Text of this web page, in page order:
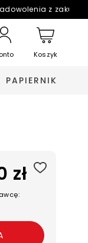
z
Koszyk
PAPIERNIK
zł